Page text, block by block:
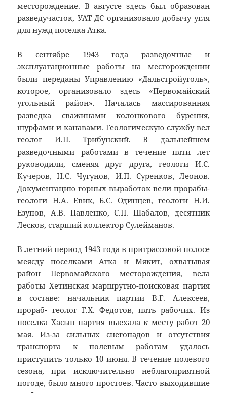
месторождение. В августе здесь был образован
разведучасток, УАТ ДС организовало добычу угля
для нужд поселка Атка.
В сентябре 1943 года разведочные и
эксплуатационные работы на месторождении
были переданы Управлению «Дальстройуголь»,
которое, организовало здесь «Первомайский
угольный район». Началась массированная
разведка сважинами колонкового бурения,
шурфами и канавами. Геологическую службу вел
геолог И.П. Трибунский. В дальнейшем
разведочными работами в течение пяти лет
руководили, сменяя друг друга, геологи И.С.
Кучеров, Н.С. Чугунов, И.П. Суренков, Леонов.
Документацию горных выработок вели прорабы-
геологи Н.А. Евик, Б.С. Одинцев, геологи Н.И.
Езупов, А.В. Павленко, С.П. Шабалов, десятник
Лесков, старший коллектор Сулейманов.
В летний период 1943 года в притрассовой полосе
меясду поселками Атка и Мякит, охватывая
район Первомайского месторождения, вела
работы Хетинская маршрутно-поисковая партия
в составе: начальник партии В.Г. Алексеев,
прораб- геолог Г.X. Федотов, пять рабочих. Из
поселка Хасын партия выехала к месту работ 20
мая. Из-за сильных снегопадов и отсутствия
транспорта к полевым работам удалось
приступить только 10 июня. В течение полевого
сезона, при исключительно неблагоприятной
погоде, было много простоев. Часто выходившие